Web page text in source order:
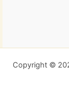
Copyright ©